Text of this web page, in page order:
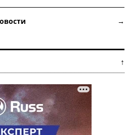
новости →
персон ↑